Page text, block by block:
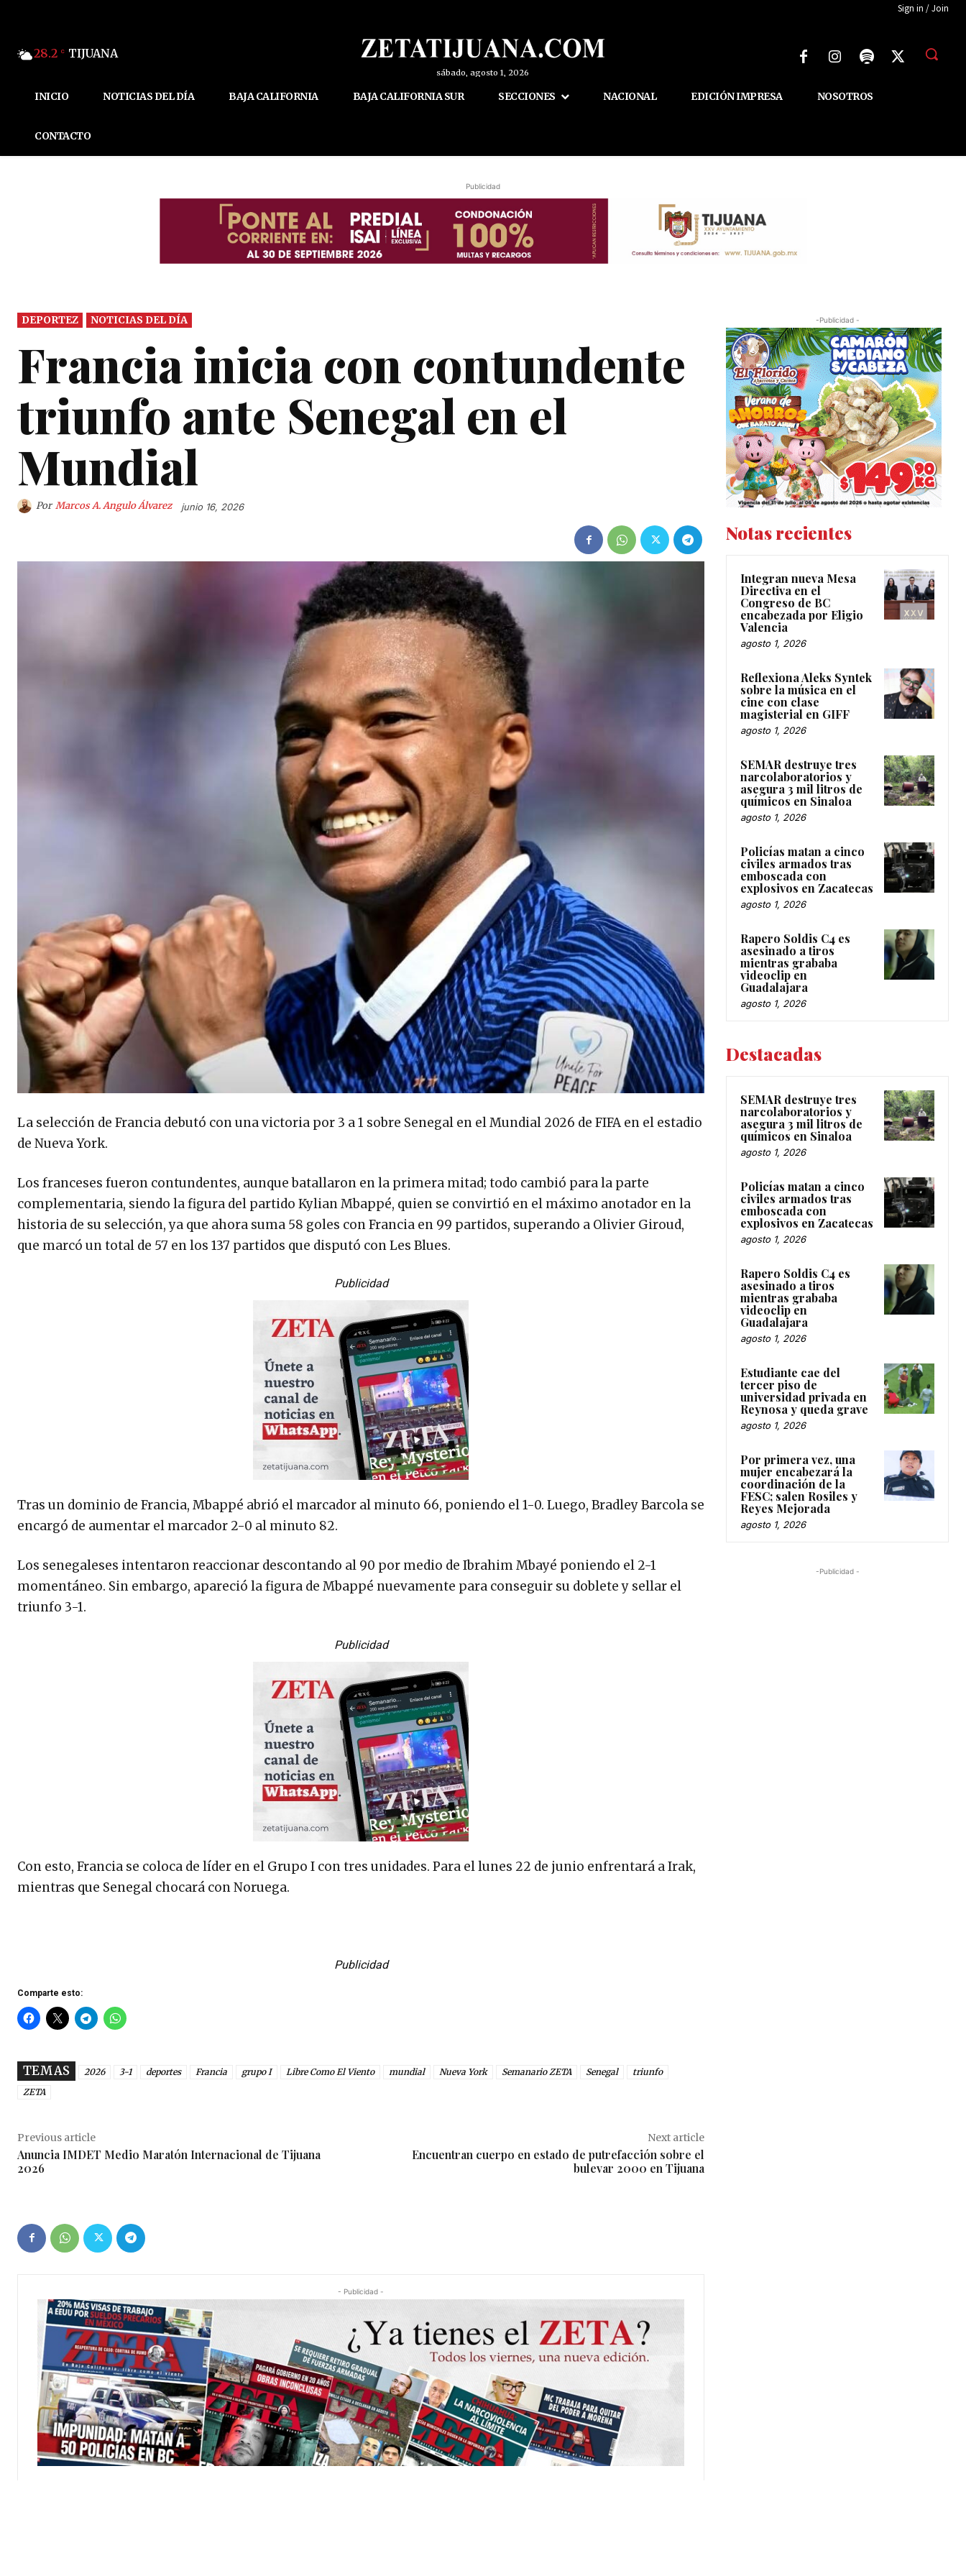
Sign in / Join
28.2 C TIJUANA
sábado, agosto 1, 2026
INICIO NOTICIAS DEL DÍA BAJA CALIFORNIA BAJA CALIFORNIA SUR SECCIONES NACIONAL EDICIÓN IMPRESA NOSOTROS
CONTACTO
Publicidad
DEPORTEZ NOTICIAS DEL DÍA
Francia inicia con contundente
triunfo ante Senegal en el
Mundial
Por Marcos A. Angulo Álvarez junio 16, 2026
La selección de Francia debutó con una victoria por 3 a 1 sobre Senegal en el Mundial 2026 de FIFA en el estadio
de Nueva York.
Los franceses fueron contundentes, aunque batallaron en la primera mitad; todo cambió para la parte
complementaria, siendo la figura del partido Kylian Mbappé, quien se convirtió en el máximo anotador en la
historia de su selección, ya que ahora suma 58 goles con Francia en 99 partidos, superando a Olivier Giroud,
que marcó un total de 57 en los 137 partidos que disputó con Les Blues.
Publicidad
Tras un dominio de Francia, Mbappé abrió el marcador al minuto 66, poniendo el 1-0. Luego, Bradley Barcola se
encargó de aumentar el marcador 2-0 al minuto 82.
Los senegaleses intentaron reaccionar descontando al 90 por medio de Ibrahim Mbayé poniendo el 2-1
momentáneo. Sin embargo, apareció la figura de Mbappé nuevamente para conseguir su doblete y sellar el
triunfo 3-1.
Publicidad
Con esto, Francia se coloca de líder en el Grupo I con tres unidades. Para el lunes 22 de junio enfrentará a Irak,
mientras que Senegal chocará con Noruega.
Publicidad
Comparte esto:
TEMAS 2026 3-1 deportes Francia grupo I Libre Como El Viento mundial Nueva York Semanario ZETA Senegal
triunfo
ZETA
Previous article
Anuncia IMDET Medio Maratón Internacional de Tijuana
2026
Next article
Encuentran cuerpo en estado de putrefacción sobre el
bulevar 2000 en Tijuana
- Publicidad -
-Publicidad -
Notas recientes
Integran nueva Mesa
Directiva en el
Congreso de BC
encabezada por Eligio
Valencia
agosto 1, 2026
Reflexiona Aleks Syntek
sobre la música en el
cine con clase
magisterial en GIFF
agosto 1, 2026
SEMAR destruye tres
narcolaboratorios y
asegura 3 mil litros de
químicos en Sinaloa
agosto 1, 2026
Policías matan a cinco
civiles armados tras
emboscada con
explosivos en Zacatecas
agosto 1, 2026
Rapero Soldis C4 es
asesinado a tiros
mientras grababa
videoclip en
Guadalajara
agosto 1, 2026
Destacadas
SEMAR destruye tres
narcolaboratorios y
asegura 3 mil litros de
químicos en Sinaloa
agosto 1, 2026
Policías matan a cinco
civiles armados tras
emboscada con
explosivos en Zacatecas
agosto 1, 2026
Rapero Soldis C4 es
asesinado a tiros
mientras grababa
videoclip en
Guadalajara
agosto 1, 2026
Estudiante cae del
tercer piso de
universidad privada en
Reynosa y queda grave
agosto 1, 2026
Por primera vez, una
mujer encabezará la
coordinación de la
FESC; salen Rosiles y
Reyes Mejorada
agosto 1, 2026
-Publicidad -